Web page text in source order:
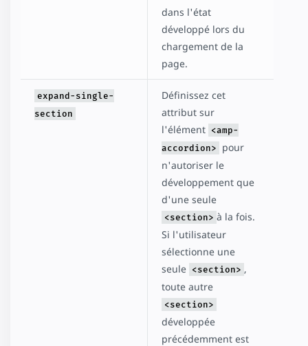
dans l'état
développé lors du
chargement de la
page.
expand-single-
section
Définissez cet
attribut sur
l'élément <amp-
accordion>
pour
n'autoriser le
développement que
d'une seule
<section> à la fois.
Si l'utilisateur
sélectionne une
seule <section> ,
toute autre
<section>
développée
précédemment est